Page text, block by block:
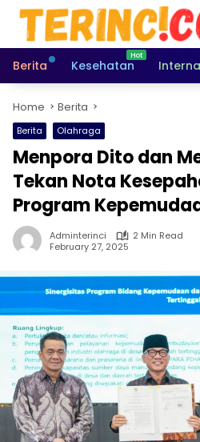
Skip
content
Berita
Kesehatan
Home Berita
Berita Olahraga
Menpora Dito dan
Tekan Nota
Program
Adminterinci
2 Min Read
February 27, 2025